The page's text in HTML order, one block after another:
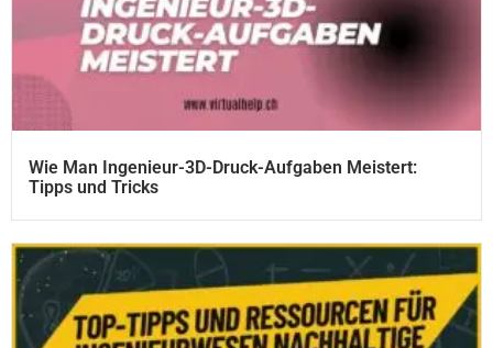
Wie Man Ingenieur-3D-Druck-Aufgaben Meistert:
Tipps und Tricks